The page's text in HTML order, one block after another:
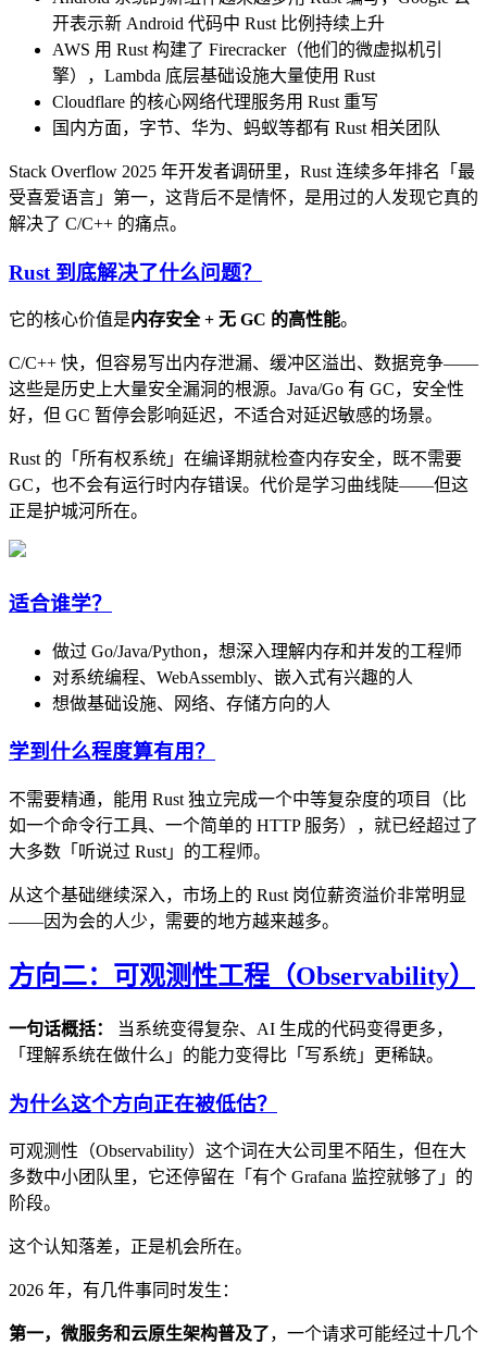
开表示新 Android 代码中 Rust 比例持续上升
AWS 用 Rust 构建了 Firecracker（他们的微虚拟机引
擎），Lambda 底层基础设施大量使用 Rust
Cloudflare 的核心网络代理服务用 Rust 重写
国内方面，字节、华为、蚂蚁等都有 Rust 相关团队
Stack Overflow 2025 年开发者调研里，Rust 连续多年排名「最
受喜爱语言」第一，这背后不是情怀，是用过的人发现它真的
解决了 C/C++ 的痛点。
Rust 到底解决了什么问题？
它的核心价值是内存安全 + 无 GC 的高性能。
C/C++ 快，但容易写出内存泄漏、缓冲区溢出、数据竞争——
这些是历史上大量安全漏洞的根源。Java/Go 有 GC，安全性
好，但 GC 暂停会影响延迟，不适合对延迟敏感的场景。
Rust 的「所有权系统」在编译期就检查内存安全，既不需要
GC，也不会有运行时内存错误。代价是学习曲线陡——但这
正是护城河所在。
适合谁学？
做过 Go/Java/Python，想深入理解内存和并发的工程师
对系统编程、WebAssembly、嵌入式有兴趣的人
想做基础设施、网络、存储方向的人
学到什么程度算有用？
不需要精通，能用 Rust 独立完成一个中等复杂度的项目（比
如一个命令行工具、一个简单的 HTTP 服务），就已经超过了
大多数「听说过 Rust」的工程师。
从这个基础继续深入，市场上的 Rust 岗位薪资溢价非常明显
——因为会的人少，需要的地方越来越多。
方向二：可观测性工程（Observability）
一句话概括：
当系统变得复杂、AI 生成的代码变得更多，
「理解系统在做什么」的能力变得比「写系统」更稀缺。
为什么这个方向正在被低估？
可观测性（Observability）这个词在大公司里不陌生，但在大
多数中小团队里，它还停留在「有个 Grafana 监控就够了」的
阶段。
这个认知落差，正是机会所在。
2026 年，有几件事同时发生：
第一，微服务和云原生架构普及了，一个请求可能经过十几个